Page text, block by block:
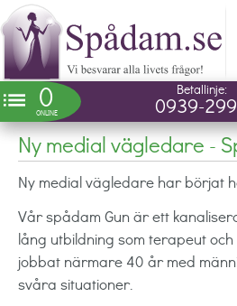
list 0
ONLINE
Betallinje:
0939-
Ny medial vägledare -
Ny medial vägledare har börjat
Vår spådam Gun är ett
lång utbildning som terapeut
jobbat närmare 40 år med
svåra situationer.